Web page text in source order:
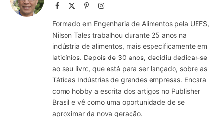
Facebook PinterestInstagram
Formado em Engenharia de Alimentos pela UEFS,
Nilson Tales trabalhou durante 25 anos na
indústria de alimentos, mais especificamente em
laticínios. Depois de 30 anos, decidiu dedicar-se
ao seu livro, que está para ser lançado, sobre as
Táticas Indústrias de grandes empresas. Encara
como hobby a escrita dos artigos no Publisher
Brasil e vê como uma oportunidade de se
aproximar da nova geração.